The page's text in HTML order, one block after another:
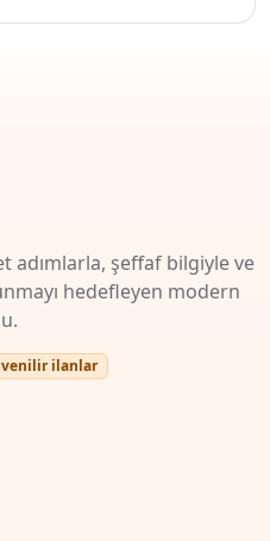
adımlarla, şeffaf bilgiyle ve
hedefleyen modern
ilanlar